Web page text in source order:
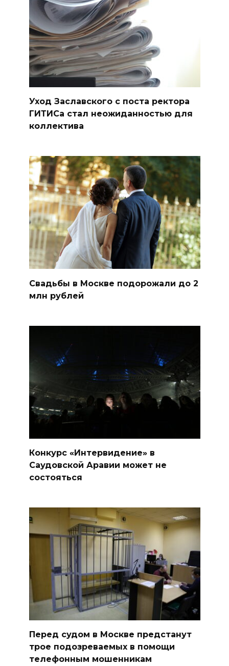
Уход Заславского с поста ректора
ГИТИСа стал неожиданностью для
коллектива
Свадьбы в Москве подорожали до 2
млн рублей
Конкурс «Интервидение» в
Саудовской Аравии может не
состояться
Перед судом в Москве предстанут
трое подозреваемых в помощи
телефонным мошенникам